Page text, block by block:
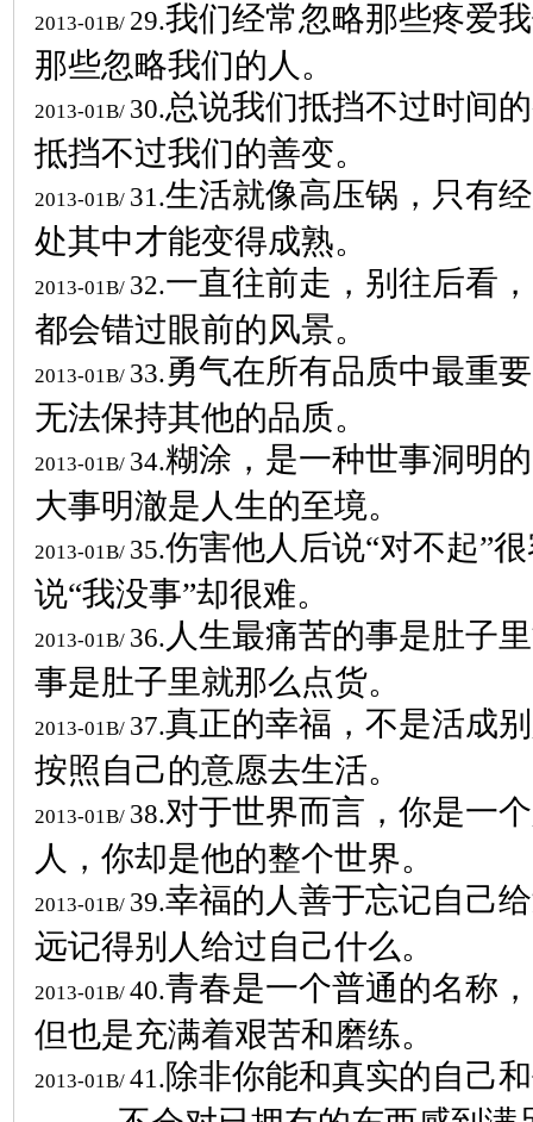
2013-01B/ 29.我们经常忽略那些疼爱
那些忽略我们的人。
2013-01B/ 30.总说我们抵挡不过时间
抵挡不过我们的善变。
2013-01B/ 31.生活就像高压锅，只有
处其中才能变得成熟。
2013-01B/ 32.一直往前走，别往后看
都会错过眼前的风景。
2013-01B/ 33.勇气在所有品质中最重
无法保持其他的品质。
2013-01B/ 34.糊涂，是一种世事洞明
大事明澈是人生的至境。
2013-01B/ 35.伤害他人后说“对不起”
说“我没事”却很难。
2013-01B/ 36. 人生最痛苦的事是肚子
事是肚子里就那么点货。
2013-01B/ 37.真正的幸福，不是活成
按照自己的意愿去生活。
2013-01B/ 38.对于世界而言，你是一
人，你却是他的整个世界。
2013-01B/ 39.幸福的人善于忘记自己
远记得别人给过自己什么。
2013-01B/ 40.青春是一个普通的名称
但也是充满着艰苦和磨练。
2013-01B/ 41.除非你能和真实的自己